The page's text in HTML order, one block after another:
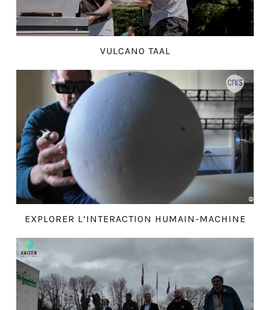
VULCANO TAAL
EXPLORER L’INTERACTION HUMAIN-MACHINE